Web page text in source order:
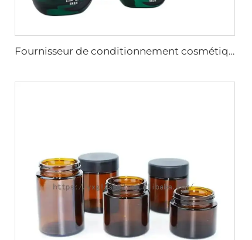
Fournisseur de conditionnement cosmétique sur mesure de grande qualité en gros, bouteille en verre cosmétique de luxe, ensemble de conditionnement pour la peau